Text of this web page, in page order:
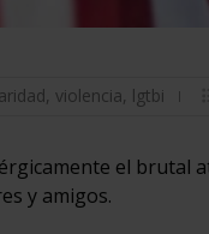
, violencia, lgtbi
el
y amigos.